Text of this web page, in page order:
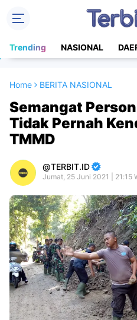
Trending NASIONAL
Home BERITA NASIONAL
Semangat
Tidak Pernah
TMMD
TERBIT.ID
Jumat, 25 Juni 2021 | 21:15